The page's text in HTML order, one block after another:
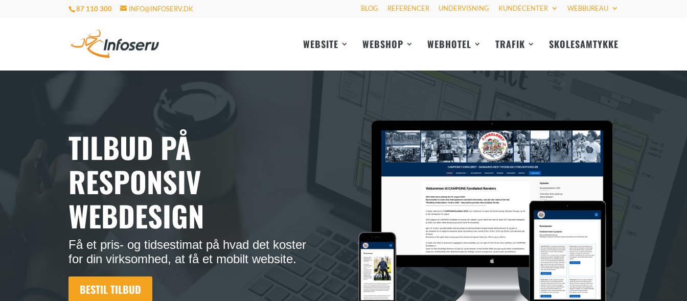
87 110 300 INFO@INFOSERV.DK BLOG REFERENCER UNDERVISNING KUNDECENTER WEBBUREAU
WEBSITE WEBSHOP WEBHOTEL TRAFIK SKOLESAMTYKKE
TILBUD PÅ
RESPONSIV
WEBDESIGN
Få et pris- og tidsestimat på hvad det koster
for din virksomhed, at få et mobilt website.
BESTIL TILBUD